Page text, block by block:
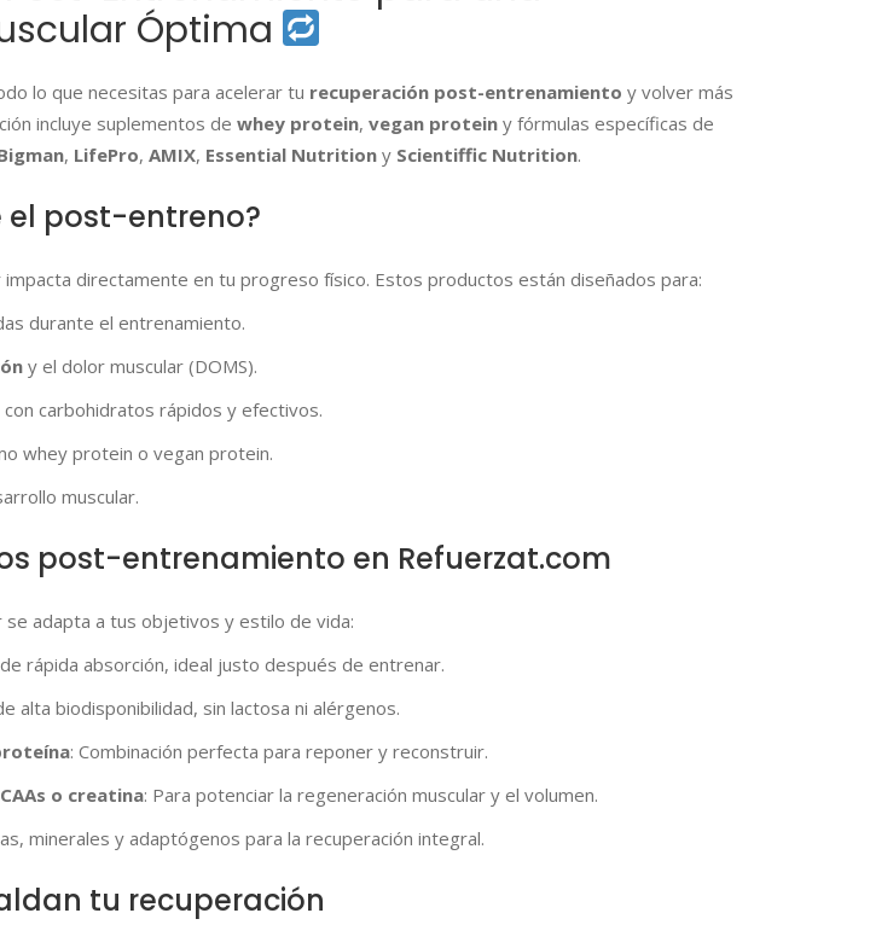
Óptima
lo que necesitas para acelerar tu recuperación post-entrenamiento y volver más
incluye suplementos de whey protein, vegan proteiny fórmulas específicas de
, LifePro, AMIX, Essential Nutritiony Scientiffic Nutrition.
el post-entreno?
directamente en tu progreso físico. Estos productos están diseñados para:
durante el entrenamiento.
y el dolor muscular (DOMS).
con carbohidratos rápidos y efectivos.
whey protein o vegan protein.
muscular.
post-entrenamiento en Refuerzat.com
adapta a tus objetivos y estilo de vida:
rápida absorción, ideal justo después de entrenar.
alta biodisponibilidad, sin lactosa ni alérgenos.
: Combinación perfecta para reponer y reconstruir.
o creatina: Para potenciar la regeneración muscular y el volumen.
minerales y adaptógenos para la recuperación integral.
tu recuperación